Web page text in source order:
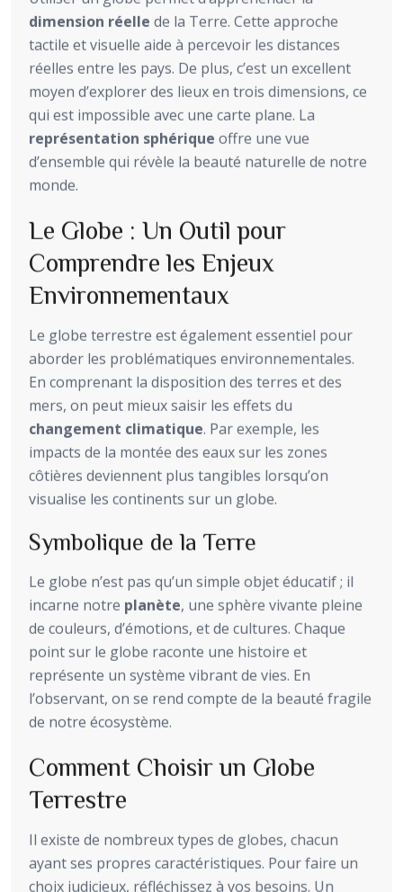
dimension réelle de la Terre. Cette approche
tactile et visuelle aide à percevoir les distances
réelles entre les pays. De plus, c’est un excellent
moyen d’explorer des lieux en trois dimensions, ce
qui est impossible avec une carte plane. La
représentation sphérique offre une vue
d’ensemble qui révèle la beauté naturelle de notre
monde.
Le Globe : Un Outil pour
Comprendre les Enjeux
Environnementaux
Le globe terrestre est également essentiel pour
aborder les problématiques environnementales.
En comprenant la disposition des terres et des
mers, on peut mieux saisir les effets du
changement climatique. Par exemple, les
impacts de la montée des eaux sur les zones
côtières deviennent plus tangibles lorsqu’on
visualise les continents sur un globe.
Symbolique de la Terre
Le globe n’est pas qu’un simple objet éducatif ; il
incarne notre planète, une sphère vivante pleine
de couleurs, d’émotions, et de cultures. Chaque
point sur le globe raconte une histoire et
représente un système vibrant de vies. En
l’observant, on se rend compte de la beauté fragile
de notre écosystème.
Comment Choisir un Globe
Terrestre
Il existe de nombreux types de globes, chacun
ayant ses propres caractéristiques. Pour faire un
choix judicieux, réfléchissez à vos besoins. Un